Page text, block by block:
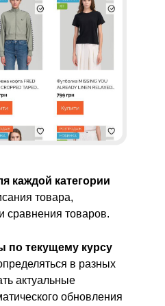
каждой категории
товара,
сравнения товаров.
по текущему курсу
в разных
актуальные
обновления